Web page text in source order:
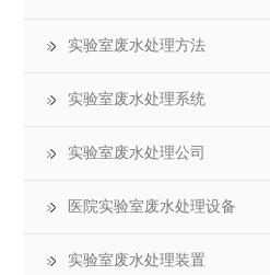
实验室废水处理方法
实验室废水处理系统
实验室废水处理公司
医院实验室废水处理设备
实验室废水处理装置